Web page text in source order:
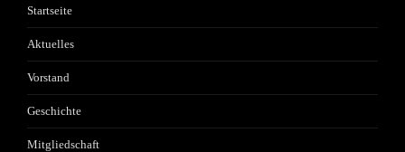
Startseite
Aktuelles
Vorstand
Geschichte
Mitgliedschaft